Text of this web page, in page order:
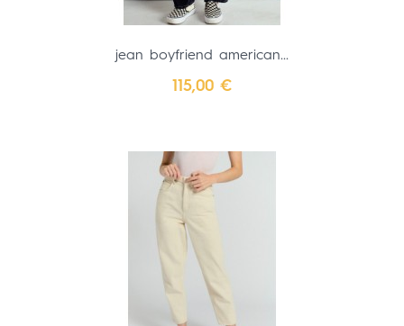
jean boyfriend american...
Prix
115,00 €